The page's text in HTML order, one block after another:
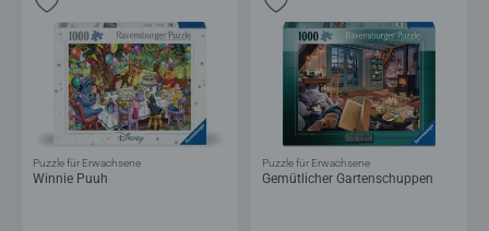
Winnie Puuh
Puzzle für Erwachsene
Gemütlicher Gartenschuppen
Puzzle für Erwachsene